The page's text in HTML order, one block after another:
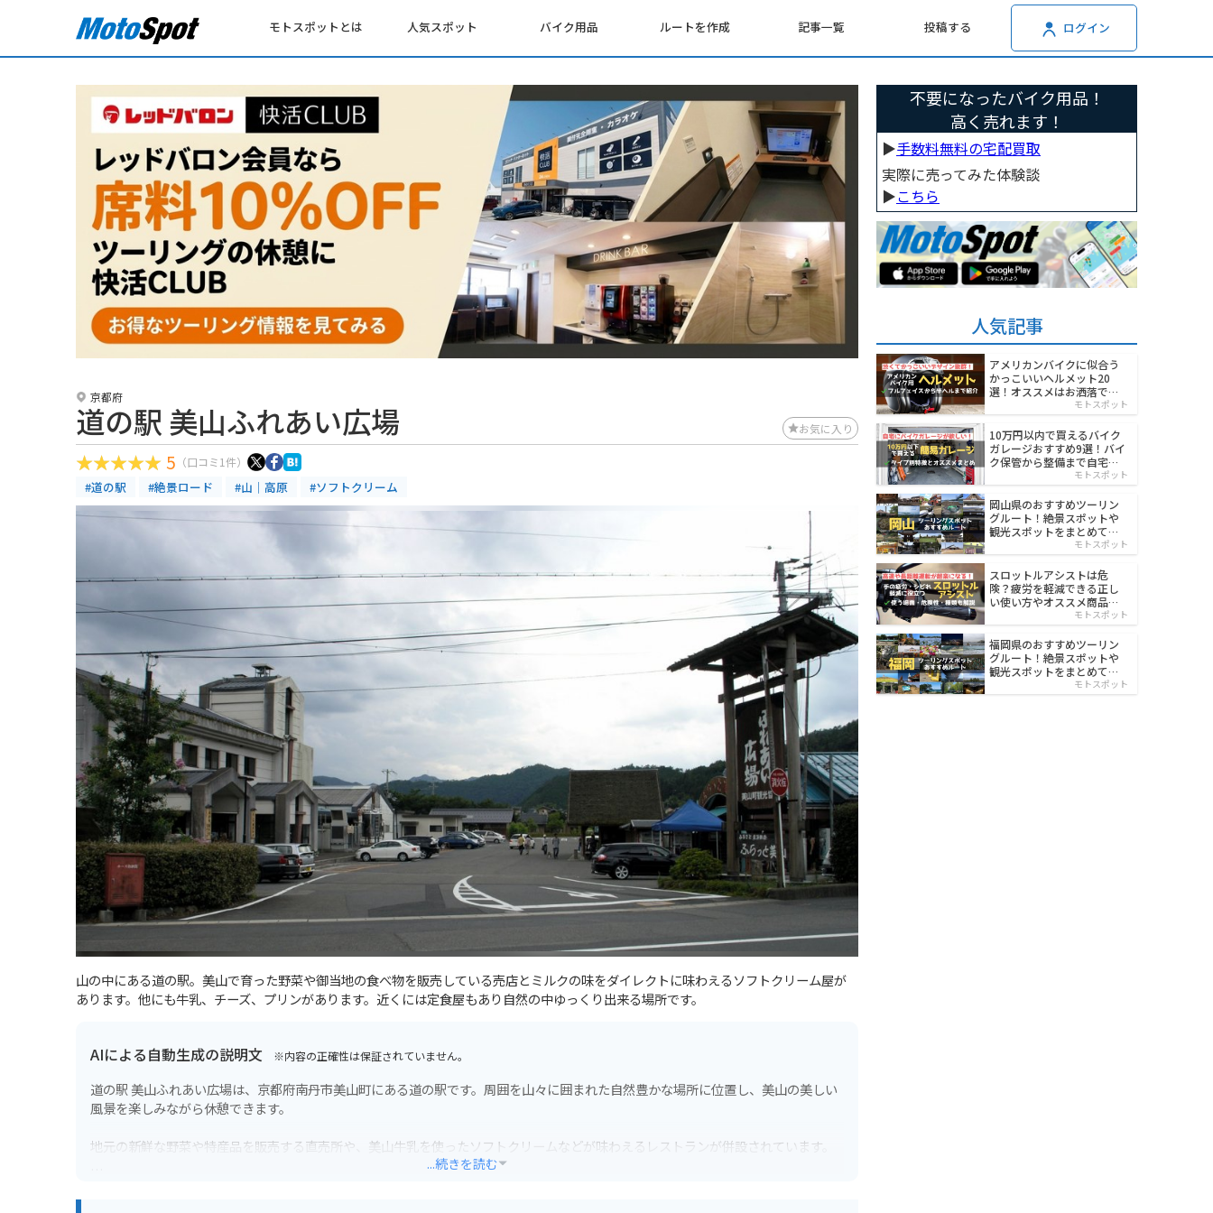
モトスポットとは 人気スポット バイク用品 ルートを作成 記事一覧 投稿する ログイン
京都府
道の駅 美山ふれあい広場 お気に入り
5 （口コミ1件）
#道の駅 #絶景ロード #山｜高原 #ソフトクリーム
山の中にある道の駅。美山で育った野菜や御当地の食べ物を販売している売店とミルクの味をダイレクトに味わえるソフトクリーム屋が
あります。他にも牛乳、チーズ、プリンがあります。近くには定食屋もあり自然の中ゆっくり出来る場所です。
AIによる自動生成の説明文 ※内容の正確性は保証されていません。
道の駅 美山ふれあい広場は、京都府南丹市美山町にある道の駅です。周囲を山々に囲まれた自然豊かな場所に位置し、美山の美しい
風景を楽しみながら休憩できます。
地元の新鮮な野菜や特産品を販売する直売所や、美山牛乳を使ったソフトクリームなどが味わえるレストランが併設されています。
...続きを読む
不要になったバイク用品！
高く売れます！
▶︎手数料無料の宅配買取
実際に売ってみた体験談
▶︎こちら
人気記事
アメリカンバイクに似合う
かっこいいヘルメット20
選！オススメはお洒落でワ
モトスポット
10万円以内で買えるバイク
ガレージおすすめ9選！バイ
ク保管から整備まで自宅で
モトスポット
岡山県のおすすめツーリン
グルート！絶景スポットや
観光スポットをまとめて紹
モトスポット
スロットルアシストは危
険？疲労を軽減できる正し
い使い方やオススメ商品を
モトスポット
福岡県のおすすめツーリン
グルート！絶景スポットや
観光スポットをまとめて紹
モトスポット